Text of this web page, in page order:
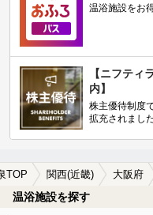
温浴施設をお
【ニフティ
内】
株主優待制度
拡充されまし
TOP 関西(近畿) 大阪府
温浴施設を探す